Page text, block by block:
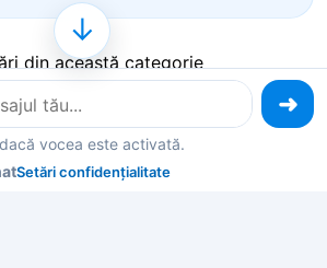
din această categorie
care le poți explora
vocea este activată.
Setări confidențialitate
↓